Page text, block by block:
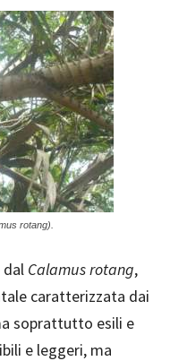
rotang).
dal Calamus rotang,
caratterizzata dai
soprattutto esili e
e leggeri, ma